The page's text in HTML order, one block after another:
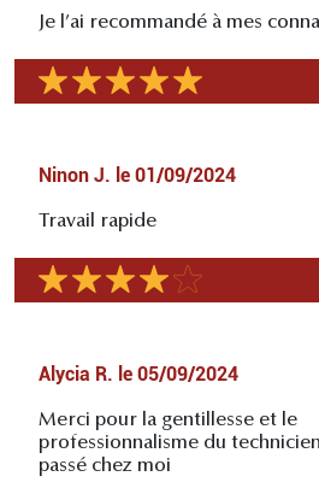
Je l’ai recommandé à mes
Ninon J. le 01/09/2024
Travail rapide
Alycia R. le 05/09/2024
Merci pour la gentillesse et le
professionnalisme du
passé chez moi